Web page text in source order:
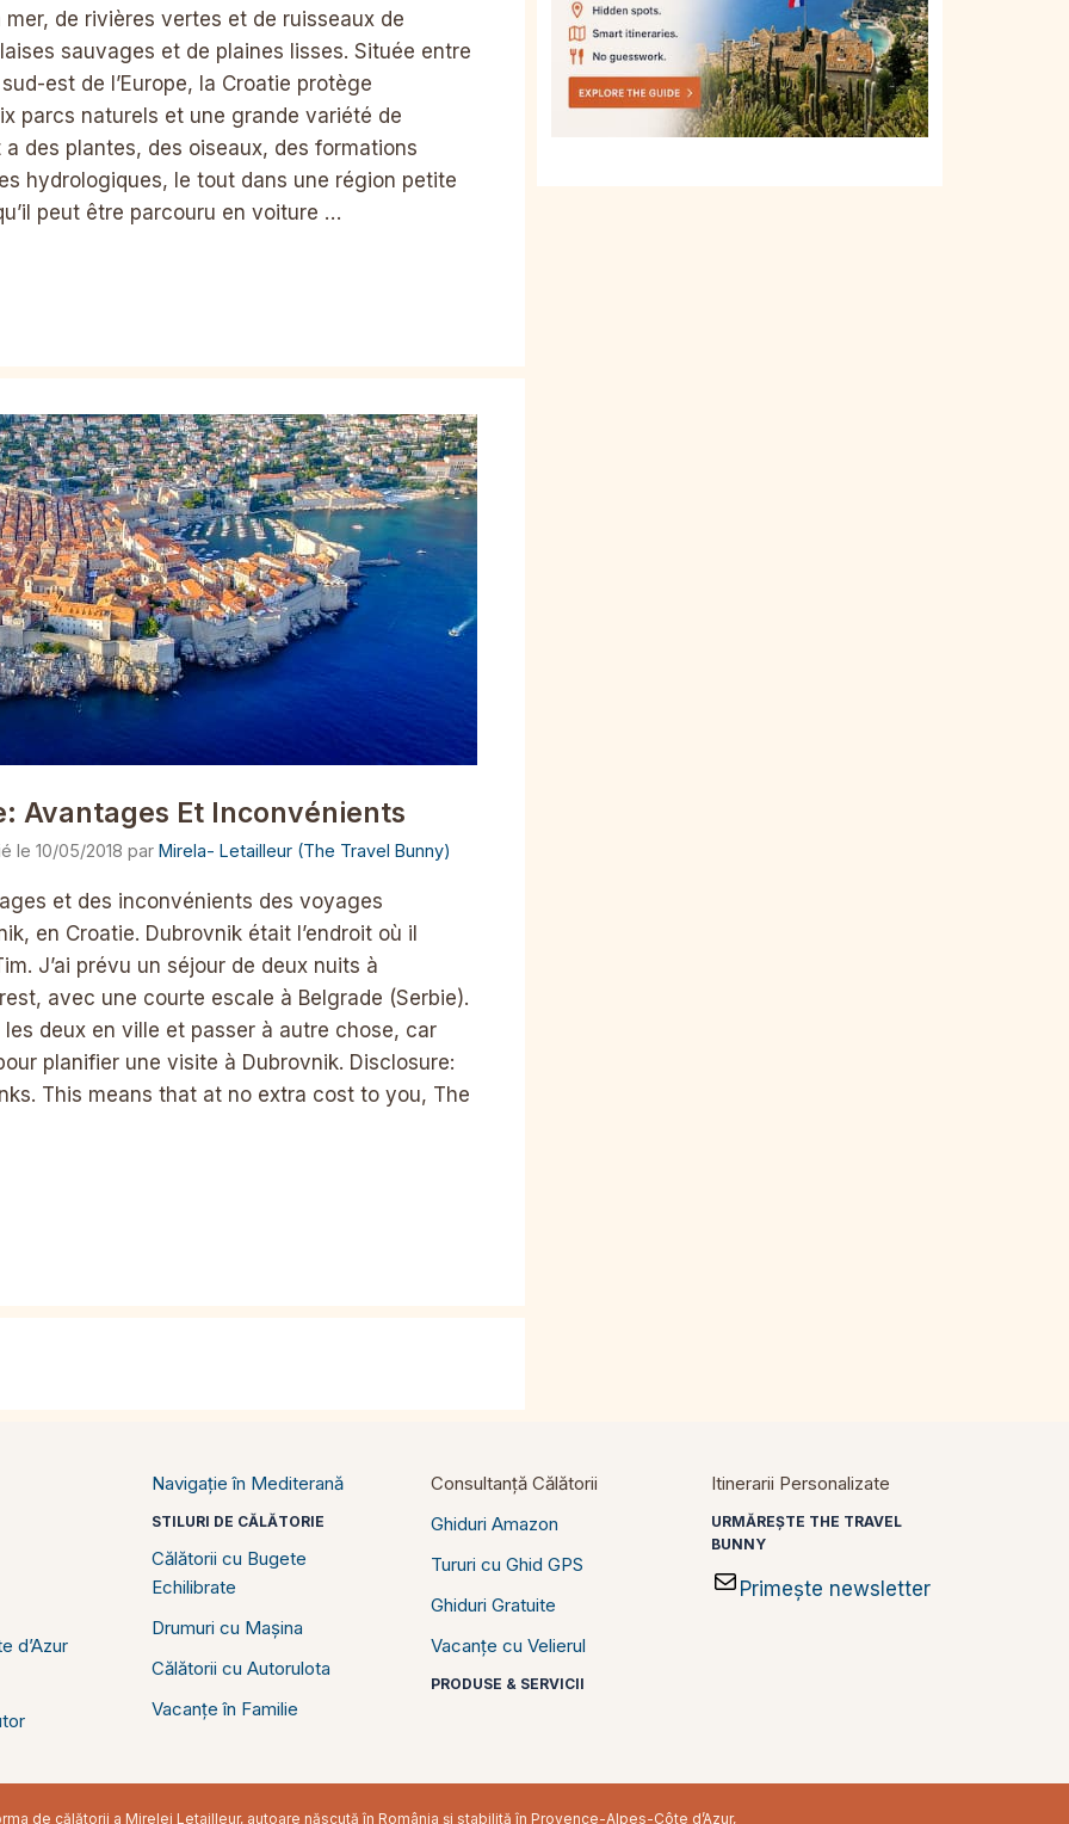
de rivières vertes et de ruisseaux de
sauvages et de plaines lisses. Située entre
est de l’Europe, la Croatie protège
parcs naturels et une grande variété de
des plantes, des oiseaux, des formations
hydrologiques, le tout dans une région petite
peut être parcouru en voiture …
Avantages Et Inconvénients
10/05/2018 par Mirela- Letailleur (The Travel Bunny)
et des inconvénients des voyages
en Croatie. Dubrovnik était l’endroit où il
J’ai prévu un séjour de deux nuits à
avec une courte escale à Belgrade (Serbie).
deux en ville et passer à autre chose, car
planifier une visite à Dubrovnik. Disclosure:
This means that at no extra cost to you, The
d’Azur
Navigație în Mediterană
STILURI DE CĂLĂTORIE
Călătorii cu Bugete
Echilibrate
Drumuri cu Mașina
Călătorii cu Autorulota
Vacanțe în Familie
Consultanță Călătorii
Ghiduri Amazon
Tururi cu Ghid GPS
Ghiduri Gratuite
Vacanțe cu Velierul
PRODUSE & SERVICII
Itinerarii Personalizate
URMĂREȘTE THE TRAVEL
BUNNY
Primește newsletter
de călătorii a Mirelei Letailleur, autoare născută în România și stabilită în Provence-Alpes-Côte d’Azur,